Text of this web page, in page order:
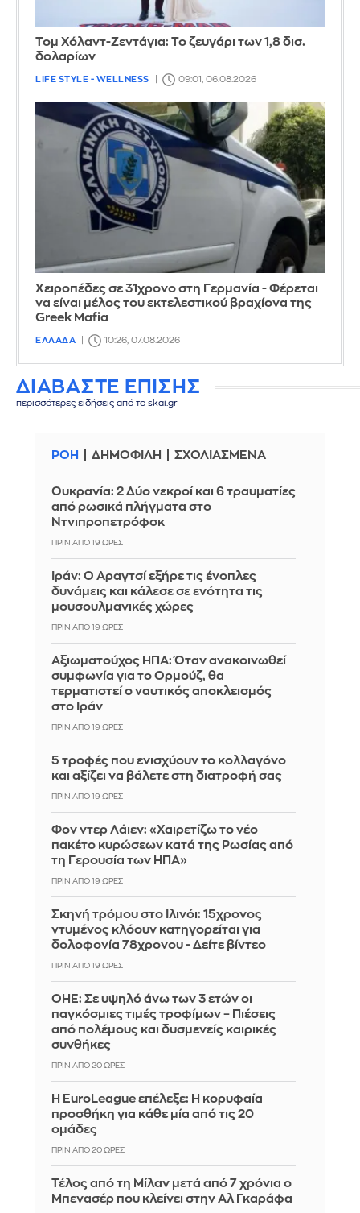
Τομ Χόλαντ-Ζεντάγια: Το ζευγάρι των 1,8 δισ.
δολαρίων
LIFE STYLE - WELLNESS 09:01, 06.08.2026
Χειροπέδες σε 31χρονο στη Γερμανία - Φέρεται
να είναι μέλος του εκτελεστικού βραχίονα της
Greek Mafia
ΕΛΛΑΔΑ 10:26, 07.08.2026
ΔΙΑΒΑΣΤΕ ΕΠΙΣΗΣ
περισσότερες ειδήσεις από το skai.gr
ΡΟΗ ΔΗΜΟΦΙΛΗ ΣΧΟΛΙΑΣΜΕΝΑ
Ουκρανία: 2 Δύο νεκροί και 6 τραυματίες
από ρωσικά πλήγματα στο
Ντνιπροπετρόφσκ
ΠΡΙΝ ΑΠΌ 19 ΏΡΕΣ
Ιράν: Ο Αραγτσί εξήρε τις ένοπλες
δυνάμεις και κάλεσε σε ενότητα τις
μουσουλμανικές χώρες
ΠΡΙΝ ΑΠΌ 19 ΏΡΕΣ
Αξιωματούχος ΗΠΑ: Όταν ανακοινωθεί
συμφωνία για το Ορμούζ, θα
τερματιστεί ο ναυτικός αποκλεισμός
στο Ιράν
ΠΡΙΝ ΑΠΌ 19 ΏΡΕΣ
5 τροφές που ενισχύουν το κολλαγόνο
και αξίζει να βάλετε στη διατροφή σας
ΠΡΙΝ ΑΠΌ 19 ΏΡΕΣ
Φον ντερ Λάιεν: «Χαιρετίζω το νέο
πακέτο κυρώσεων κατά της Ρωσίας από
τη Γερουσία των ΗΠΑ»
ΠΡΙΝ ΑΠΌ 19 ΏΡΕΣ
Σκηνή τρόμου στο Ιλινόι: 15χρονος
ντυμένος κλόουν κατηγορείται για
δολοφονία 78χρονου - Δείτε βίντεο
ΠΡΙΝ ΑΠΌ 19 ΏΡΕΣ
ΟΗΕ: Σε υψηλό άνω των 3 ετών οι
παγκόσμιες τιμές τροφίμων – Πιέσεις
από πολέμους και δυσμενείς καιρικές
συνθήκες
ΠΡΙΝ ΑΠΌ 20 ΏΡΕΣ
Η EuroLeague επέλεξε: Η κορυφαία
προσθήκη για κάθε μία από τις 20
ομάδες
ΠΡΙΝ ΑΠΌ 20 ΏΡΕΣ
Τέλος από τη Μίλαν μετά από 7 χρόνια ο
Μπενασέρ που κλείνει στην Αλ Γκαράφα